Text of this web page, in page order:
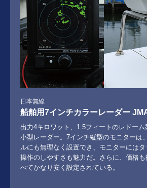
日本無線
船舶用7インチカラーレーダー
出力4キロワット、1.5フィートのレドー
小型レーダー。7インチ縦型のモニターは
ルにも無理なく設置でき、モニターにはタ
操作のしやすさも魅力だ。さらに、価格
べてかなり安く設定されている。